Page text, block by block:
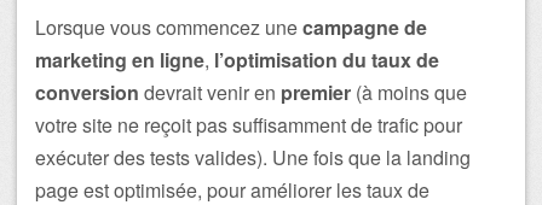
Lorsque vous commencez unecampagne de
marketing en ligne, l’optimisation du taux de
conversion devrait venir en premier (à moins que
votre site ne reçoit pas suffisamment de trafic pour
exécuter des tests valides). Une fois que la landing
page est optimisée, pour améliorer les taux de